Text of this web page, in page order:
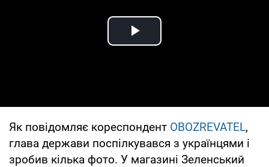
Play Video
Як повідомляє кореспондент OBOZREVATEL,
глава держави поспілкувався з українцями і
зробив кілька фото. У магазині Зеленський